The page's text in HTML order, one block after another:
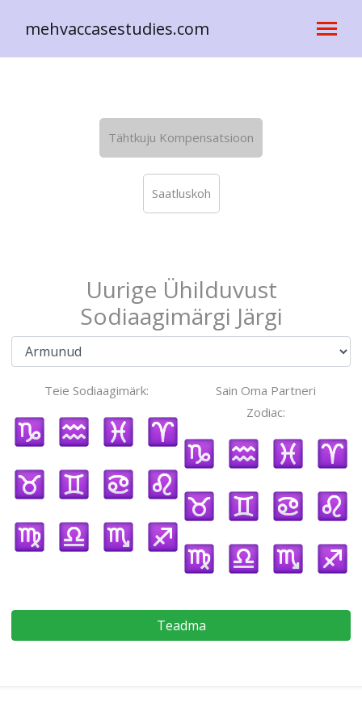
mehvaccasestudies.com
Tähtkuju Kompensatsioon
Saatluskoh
Uurige Ühilduvust
Sodiaagimärgi Järgi
Teie Sodiaagimärk:
Sain Oma Partneri
Zodiac:
Teadma